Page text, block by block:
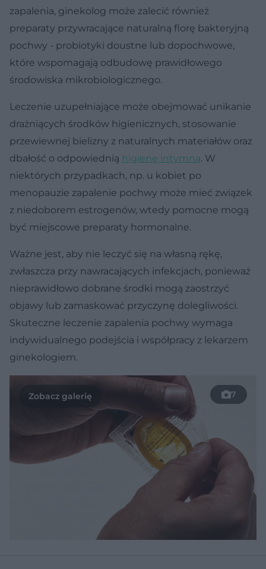
zapalenia, ginekolog może zalecić również
preparaty przywracające naturalną florę bakteryjną
pochwy - probiotyki doustne lub dopochwowe,
które wspomagają odbudowę prawidłowego
środowiska mikrobiologicznego.
Leczenie uzupełniające może obejmować unikanie
drażniących środków higienicznych, stosowanie
przewiewnej bielizny z naturalnych materiałów oraz
dbałość o odpowiednią higienę intymną. W
niektórych przypadkach, np. u kobiet po
menopauzie zapalenie pochwy może mieć związek
z niedoborem estrogenów, wtedy pomocne mogą
być miejscowe preparaty hormonalne.
Ważne jest, aby nie leczyć się na własną rękę,
zwłaszcza przy nawracających infekcjach, ponieważ
nieprawidłowo dobrane środki mogą zaostrzyć
objawy lub zamaskować przyczynę dolegliwości.
Skuteczne leczenie zapalenia pochwy wymaga
indywidualnego podejścia i współpracy z lekarzem
ginekologiem.
7